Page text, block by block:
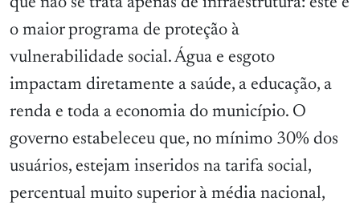
o maior programa de proteção à
vulnerabilidade social. Água e esgoto
impactam diretamente a saúde, a educação, a
renda e toda a economia do município. O
governo estabeleceu que, no mínimo 30% dos
usuários, estejam inseridos na tarifa social,
percentual muito superior à média nacional,